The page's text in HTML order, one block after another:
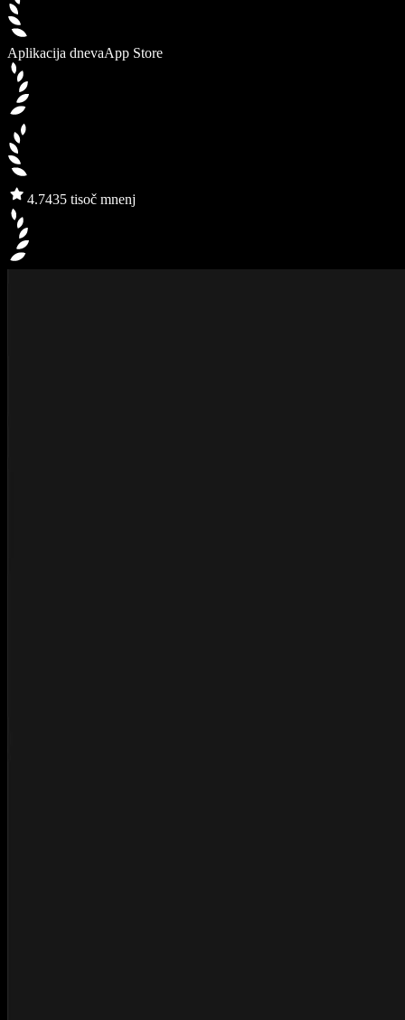
Aplikacija dnevaApp Store
4.7435 tisoč mnenj